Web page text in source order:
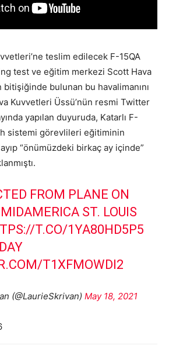
teslim edilecek F-15QA
test ve eğitim merkezi Scott Hava
bitişiğinde bulunan bu havalimanını
Kuvvetleri Üssü’nün resmi Twitter
yapılan duyuruda, Katarlı F-
sistemi görevlileri eğitiminin
“önümüzdeki birkaç ay içinde”
FROM PLANE ON
ST. LOUIS
T.CO/1YA80HD5P5
T1XFMOWDI2
(@LaurieSkrivan) May 18, 2021